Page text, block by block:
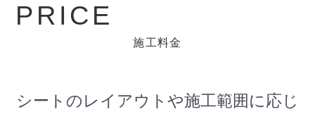
P R I C E
施工料金
シートのレイアウトや施工範囲に応じ